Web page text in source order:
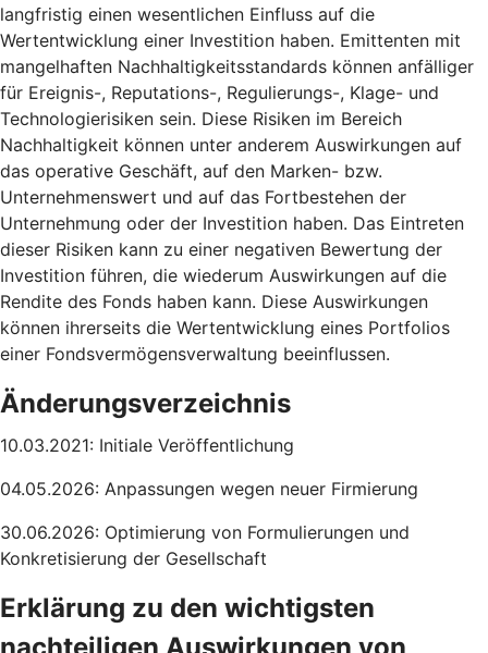
langfristig einen wesentlichen Einfluss auf die
Wertentwicklung einer Investition haben. Emittenten mit
mangelhaften Nachhaltigkeitsstandards können anfälliger
für Ereignis-, Reputations-, Regulierungs-, Klage- und
Technologierisiken sein. Diese Risiken im Bereich
Nachhaltigkeit können unter anderem Auswirkungen auf
das operative Geschäft, auf den Marken- bzw.
Unternehmenswert und auf das Fortbestehen der
Unternehmung oder der Investition haben. Das Eintreten
dieser Risiken kann zu einer negativen Bewertung der
Investition führen, die wiederum Auswirkungen auf die
Rendite des Fonds haben kann. Diese Auswirkungen
können ihrerseits die Wertentwicklung eines Portfolios
einer Fondsvermögensverwaltung beeinflussen.
Änderungsverzeichnis
10.03.2021: Initiale Veröffentlichung
04.05.2026: Anpassungen wegen neuer Firmierung
30.06.2026: Optimierung von Formulierungen und
Konkretisierung der Gesellschaft
Erklärung zu den wichtigsten